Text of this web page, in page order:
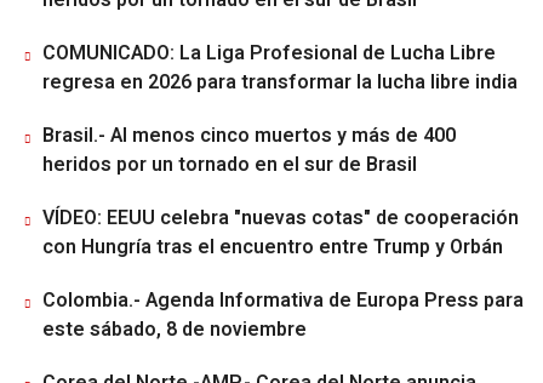
COMUNICADO: La Liga Profesional de Lucha Libre
regresa en 2026 para transformar la lucha libre india
Brasil.- Al menos cinco muertos y más de 400
heridos por un tornado en el sur de Brasil
VÍDEO: EEUU celebra "nuevas cotas" de cooperación
con Hungría tras el encuentro entre Trump y Orbán
Colombia.- Agenda Informativa de Europa Press para
este sábado, 8 de noviembre